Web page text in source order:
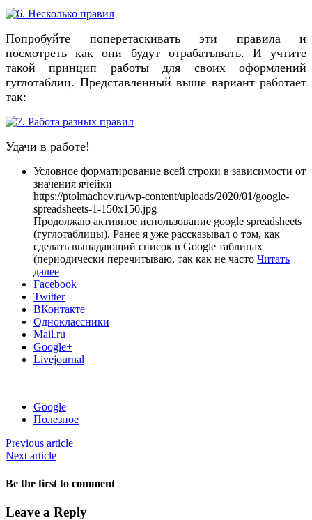
Попробуйте поперетаскивать эти правила и
посмотреть как они будут отрабатывать. И учтите
такой принцип работы для своих оформлений
гуглотаблиц. Представленный выше вариант работает
так:
Удачи в работе!
Условное форматирование всей строки в зависимости от
значения ячейки
https://ptolmachev.ru/wp-content/uploads/2020/01/google-
spreadsheets-1-150x150.jpg
Продолжаю активное использование google spreadsheets
(гуглотаблицы). Ранее я уже рассказывал о том, как
сделать выпадающий список в Google таблицах
(периодически перечитываю, так как не часто Читать
далее
Facebook
Twitter
ВКонтакте
Одноклассники
Mail.ru
Google+
Livejournal
Google
Полезное
Previous article
Next article
Be the first to comment
Leave a Reply